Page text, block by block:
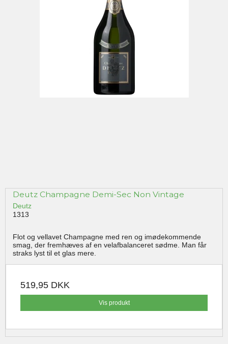
Deutz Champagne Demi-Sec Non Vintage
Deutz
1313
Flot og vellavet Champagne med ren og imødekommende
smag, der fremhæves af en velafbalanceret sødme. Man får
straks lyst til et glas mere.
519,95 DKK
Vis produkt